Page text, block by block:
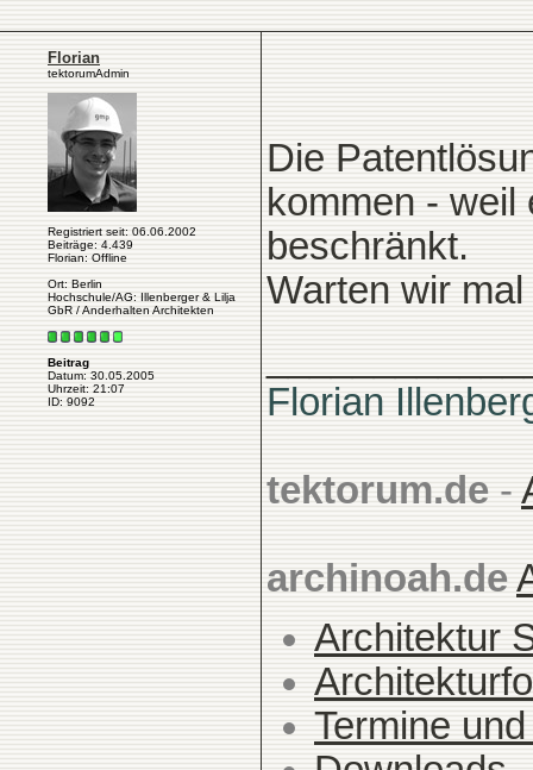
Florian
tektorumAdmin
Registriert seit: 06.06.2002
Beiträge: 4.439
Florian: Offline
Ort: Berlin
Hochschule/AG: Illenberger & Lilja
GbR / Anderhalten Architekten
Beitrag
Datum: 30.05.2005
Uhrzeit: 21:07
ID: 9092
Die
kommen -
beschränkt.
Warten wir
Florian
tektorum.de -
archinoah.de
Architektur
Termine